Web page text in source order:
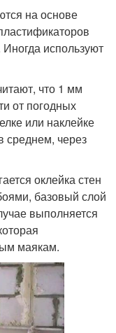
на основе
используют
что 1 мм
от погодных
или наклейке
среднем, через
оклейка стен
базовый слой
выполняется
маякам.